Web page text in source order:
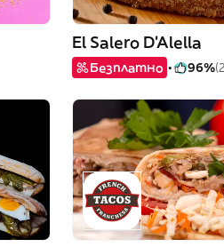
El Salero D'Alella
Безплатно 96%